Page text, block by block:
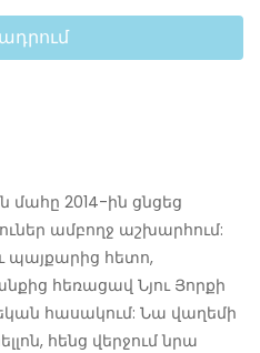
մահը 2014-ին ցնցեց
ամբողջ աշխարհում:
պայքարից հետո,
հեռացավ Նյու Յորքի
հասակում: Նա վաղեմի
հենց վերջում նրա